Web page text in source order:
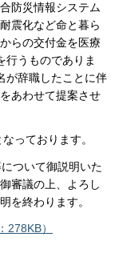
防災情報システム
震化など命と暮ら
らの交付金を医療
行うものでありま
が辞職したことに伴
あわせて提案させ
っております。
ついて御説明いた
審議の上、よろし
を終わります。
）